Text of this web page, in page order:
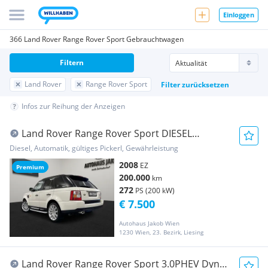
Einloggen
366 Land Rover Range Rover Sport Gebrauchtwagen
Land Rover Range Rover Sport Filter zurücksetzen
Filtern
Infos zur Reihung der Anzeigen
Premium
Land Rover Range Rover Sport DIESEL
***MEGA-VOLL***MIT NEU...
Diesel, Automatik, gültiges Pickerl, Gewährleistung
2008 EZ
200.000 km
272 PS (200 kW)
Autohaus Jakob Wien
1230 Wien, 23. Bezirk, Liesing
€ 7.500
Land Rover Range Rover Sport 3.0PHEV Dyn